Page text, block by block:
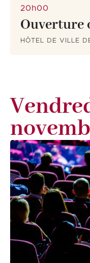
20h00
Ouverture
HÔTEL DE VILLE